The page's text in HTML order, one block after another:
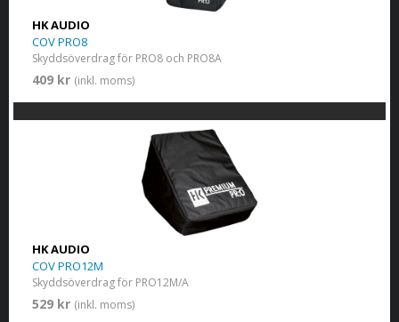
HK AUDIO
COV PRO8
Skyddsöverdrag för PRO8 och PRO8A
409 kr (inkl. moms)
HK AUDIO
COV PRO12M
Skyddsöverdrag för PRO12M/A
529 kr (inkl. moms)